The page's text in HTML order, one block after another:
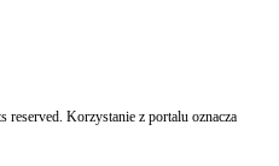
reserved. Korzystanie z portalu oznacza